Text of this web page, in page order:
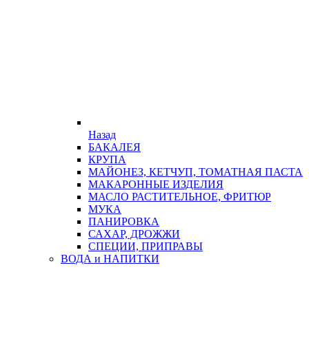
Назад
БАКАЛЕЯ
КРУПА
МАЙОНЕЗ, КЕТЧУП, ТОМАТНАЯ ПАСТА
МАКАРОННЫЕ ИЗДЕЛИЯ
МАСЛО РАСТИТЕЛЬНОЕ, ФРИТЮР
МУКА
ПАНИРОВКА
САХАР, ДРОЖЖИ
СПЕЦИИ, ПРИПРАВЫ
ВОДА и НАПИТКИ